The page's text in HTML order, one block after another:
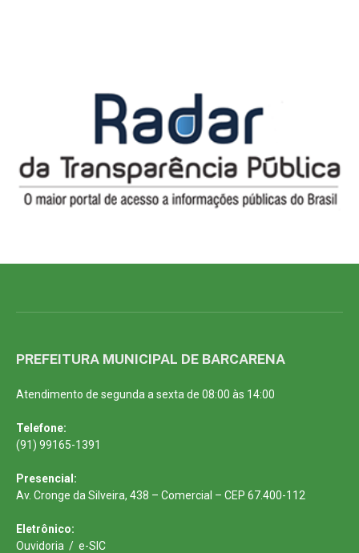
PREFEITURA MUNICIPAL DE BARCARENA
Atendimento de segunda a sexta de 08:00 às 14:00
Telefone:
(91) 99165-1391
Presencial:
Av. Cronge da Silveira, 438 – Comercial – CEP 67.400-112
Eletrônico:
Ouvidoria / e-SIC